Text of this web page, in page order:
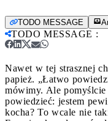
TODO MESSAGE
TODO MESSAGE :
Nawet w tej strasznej
papież. „Łatwo
mówimy. Ale
powiedzieć: jestem
kocha? To wcale nie